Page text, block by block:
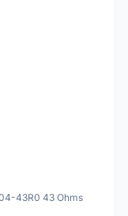
43R0 43 Ohms